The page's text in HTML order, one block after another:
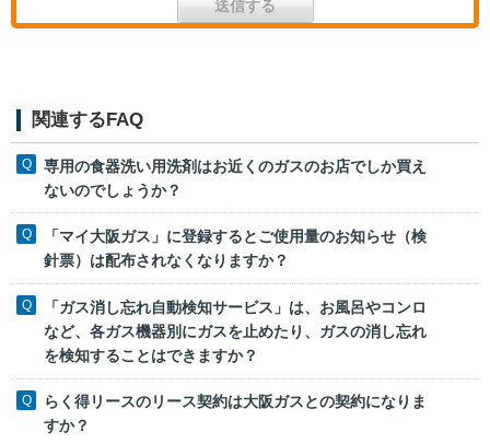
関連するFAQ
専用の食器洗い用洗剤はお近くのガスのお店でしか買え
ないのでしょうか？
「マイ大阪ガス」に登録するとご使用量のお知らせ（検
針票）は配布されなくなりますか？
「ガス消し忘れ自動検知サービス」は、お風呂やコンロ
など、各ガス機器別にガスを止めたり、ガスの消し忘れ
を検知することはできますか？
らく得リースのリース契約は大阪ガスとの契約になりま
すか？